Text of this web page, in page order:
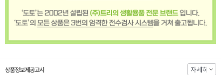
상품정보제공고시 자세히